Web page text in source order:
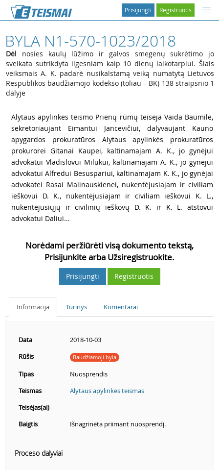
Registruotis
Prisijungti
BYLA N1-570-1023/2018
Dėl nosies kaulų lūžimo ir galvos smegenų sukrėtimo jo
sveikata sutrikdyta ilgesniam kaip 10 dienų laikotarpiui. Šiais
veiksmais A. K. padarė nusikalstamą veiką numatytą Lietuvos
Respublikos baudžiamojo kodekso (toliau – BK) 138 straipsnio 1
dalyje
Alytaus apylinkės teismo Prienų rūmų teisėja Vaida Baumilė,
sekretoriaujant Eimantui Jancevičiui, dalyvaujant Kauno
apygardos prokuratūros Alytaus apylinkės prokuratūros
prokurorei Gitanai Kaupei, kaltinamajam A. K., jo gynėjui
advokatui Vladislovui Milukui, kaltinamajam A. K., jo gynėjui
advokatui Alfredui Besuspariui, kaltinamajam K. K., jo gynėjai
advokatei Rasai Malinauskienei, nukentėjusiajam ir civiliam
ieškovui D. K., nukentėjusiajam ir civiliam ieškovui K. L.,
nukentėjusiųjų ir civilinių ieškovų D. K. ir K. L. atstovui
advokatui Daliui...
Norėdami peržiūrėti visą dokumento tekstą,
Prisijunkite arba Užsiregistruokite.
Prisijungti Registruotis
Informacija Turinys Komentarai
Data
2018-10-03
Rūšis
Baudžiamoji byla
Tipas
Nuosprendis
Teismas
Alytaus apylinkės teismas
Teisėjas(ai)
Baigtis
Išnagrinėta priimant nuosprendį.
Proceso dalyviai